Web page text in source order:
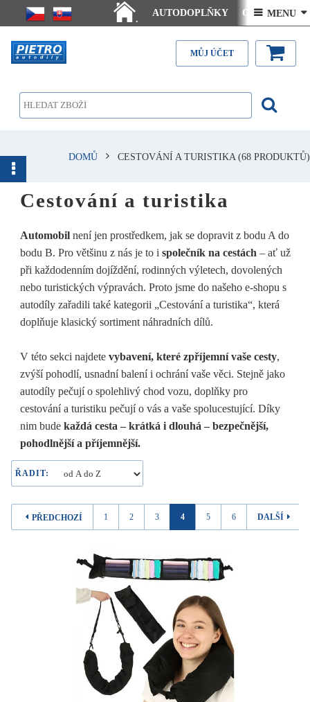
.
AUTODOPLŇKY Ceny doručení
Články - návody Kontakt
 MENU 
MŮJ ÚČET
DOMŮ CESTOVÁNÍ A TURISTIKA (68 PRODUKTŮ)
Cestování a turistika
Automobil není jen prostředkem, jak se dopravit z bodu A do
bodu B. Pro většinu z nás je to i společník na cestách – ať už
při každodenním dojíždění, rodinných výletech, dovolených
nebo turistických výpravách. Proto jsme do našeho e-shopu s
autodíly zařadili také kategorii „Cestování a turistika“, která
doplňuje klasický sortiment náhradních dílů.
V této sekci najdete vybavení, které zpříjemní vaše cesty,
zvýší pohodlí, usnadní balení i ochrání vaše věci. Stejně jako
autodíly pečují o spolehlivý chod vozu, doplňky pro
cestování a turistiku pečují o vás a vaše spolucestující. Díky
nim bude každá cesta – krátká i dlouhá – bezpečnější,
pohodlnější a příjemnější.
ŘADIT:
PŘEDCHOZÍ 1 2 3 4 5 6 DALŠÍ